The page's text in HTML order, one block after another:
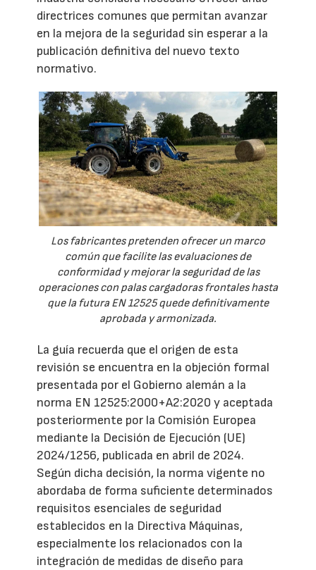
directrices comunes que permitan avanzar
en la mejora de la seguridad sin esperar a la
publicación definitiva del nuevo texto
normativo.
Los fabricantes pretenden ofrecer un marco
común que facilite las evaluaciones de
conformidad y mejorar la seguridad de las
operaciones con palas cargadoras frontales hasta
que la futura EN 12525 quede definitivamente
aprobada y armonizada.
La guía recuerda que el origen de esta
revisión se encuentra en la objeción formal
presentada por el Gobierno alemán a la
norma EN 12525:2000+A2:2020 y aceptada
posteriormente por la Comisión Europea
mediante la Decisión de Ejecución (UE)
2024/1256, publicada en abril de 2024.
Según dicha decisión, la norma vigente no
abordaba de forma suficiente determinados
requisitos esenciales de seguridad
establecidos en la Directiva Máquinas,
especialmente los relacionados con la
integración de medidas de diseño para